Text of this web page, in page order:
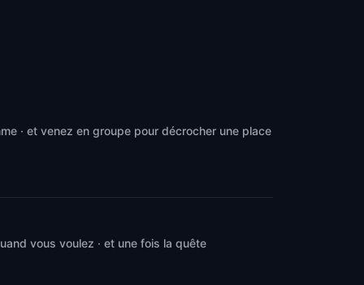
· et venez en groupe pour décrocher une place
vous voulez · et une fois la quête